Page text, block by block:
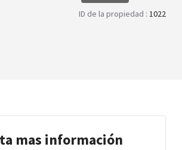
ID de la propiedad : 1022
mas información